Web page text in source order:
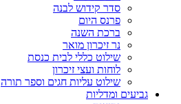
סדר קידוש לבנה
פרנס היום
ברכת השנה
נר זיכרון מואר
שילוט כללי לבית כנסת
לוחות ועצי זיכרון
שילוט עליות חגים וספר תורה
גביעים ומדליות